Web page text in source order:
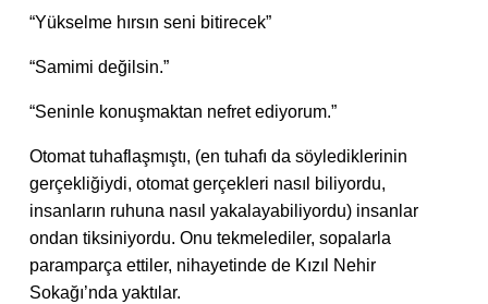
“Yükselme hırsın seni bitirecek”
“Samimi değilsin.”
“Seninle konuşmaktan nefret ediyorum.”
Otomat tuhaflaşmıştı, (en tuhafı da söylediklerinin
gerçekliğiydi, otomat gerçekleri nasıl biliyordu,
insanların ruhuna nasıl yakalayabiliyordu) insanlar
ondan tiksiniyordu. Onu tekmelediler, sopalarla
paramparça ettiler, nihayetinde de Kızıl Nehir
Sokağı’nda yaktılar.